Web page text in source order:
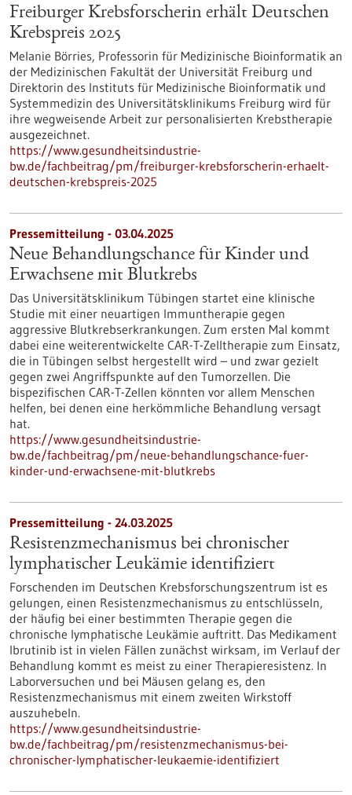
Freiburger Krebsforscherin erhält Deutschen
Krebspreis 2025
Melanie Börries, Professorin für Medizinische Bioinformatik an
der Medizinischen Fakultät der Universität Freiburg und
Direktorin des Instituts für Medizinische Bioinformatik und
Systemmedizin des Universitätsklinikums Freiburg wird für
ihre wegweisende Arbeit zur personalisierten Krebstherapie
ausgezeichnet.
https://www.gesundheitsindustrie-
bw.de/fachbeitrag/pm/freiburger-krebsforscherin-erhaelt-
deutschen-krebspreis-2025
Pressemitteilung - 03.04.2025
Neue Behandlungschance für Kinder und
Erwachsene mit Blutkrebs
Das Universitätsklinikum Tübingen startet eine klinische
Studie mit einer neuartigen Immuntherapie gegen
aggressive Blutkrebserkrankungen. Zum ersten Mal kommt
dabei eine weiterentwickelte CAR-T-Zelltherapie zum Einsatz,
die in Tübingen selbst hergestellt wird – und zwar gezielt
gegen zwei Angriffspunkte auf den Tumorzellen. Die
bispezifischen CAR-T-Zellen könnten vor allem Menschen
helfen, bei denen eine herkömmliche Behandlung versagt
hat.
https://www.gesundheitsindustrie-
bw.de/fachbeitrag/pm/neue-behandlungschance-fuer-
kinder-und-erwachsene-mit-blutkrebs
Pressemitteilung - 24.03.2025
Resistenzmechanismus bei chronischer
lymphatischer Leukämie identifiziert
Forschenden im Deutschen Krebsforschungszentrum ist es
gelungen, einen Resistenzmechanismus zu entschlüsseln,
der häufig bei einer bestimmten Therapie gegen die
chronische lymphatische Leukämie auftritt. Das Medikament
Ibrutinib ist in vielen Fällen zunächst wirksam, im Verlauf der
Behandlung kommt es meist zu einer Therapieresistenz. In
Laborversuchen und bei Mäusen gelang es, den
Resistenzmechanismus mit einem zweiten Wirkstoff
auszuhebeln.
https://www.gesundheitsindustrie-
bw.de/fachbeitrag/pm/resistenzmechanismus-bei-
chronischer-lymphatischer-leukaemie-identifiziert